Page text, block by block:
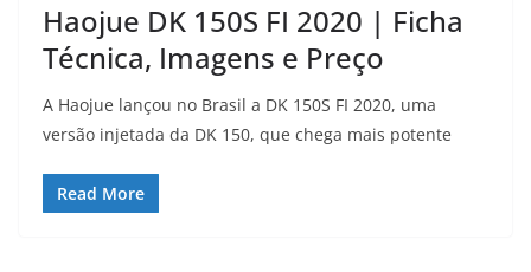
Haojue DK 150S FI 2020 | Ficha
Técnica, Imagens e Preço
A Haojue lançou no Brasil a DK 150S FI 2020, uma
versão injetada da DK 150, que chega mais potente
Read More